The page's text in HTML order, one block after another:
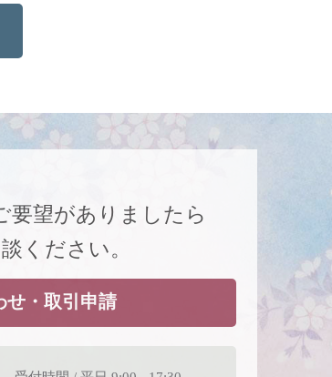
要望がありましたら
ください。
せ・取引申請